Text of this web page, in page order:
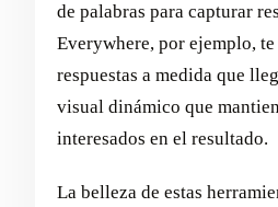
de palabras para capturar
Everywhere, por ejemplo,
respuestas a medida que
visual dinámico que
interesados en el resultado.
La belleza de estas